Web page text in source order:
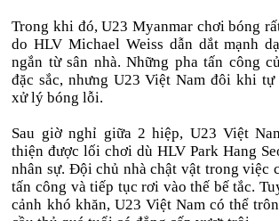
Trong khi đó, U23 Myanmar chơi bóng
do HLV Michael Weiss dẫn dắt mạnh
ngắn từ sân nhà. Những pha tấn công
đặc sắc, nhưng U23 Việt Nam đôi khi
xử lý bóng lỗi.
Sau giờ nghỉ giữa 2 hiệp, U23 Việt
thiện được lối chơi dù HLV Park Hang
nhân sự. Đội chủ nhà chật vật trong việc
tấn công và tiếp tục rơi vào thế bế tắc.
cảnh khó khăn, U23 Việt Nam có thể